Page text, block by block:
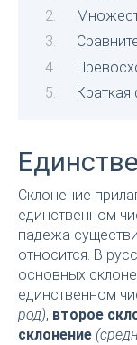
Склонение
единственном
падежа
относится. В
основных
единственном
род), второе
склонение